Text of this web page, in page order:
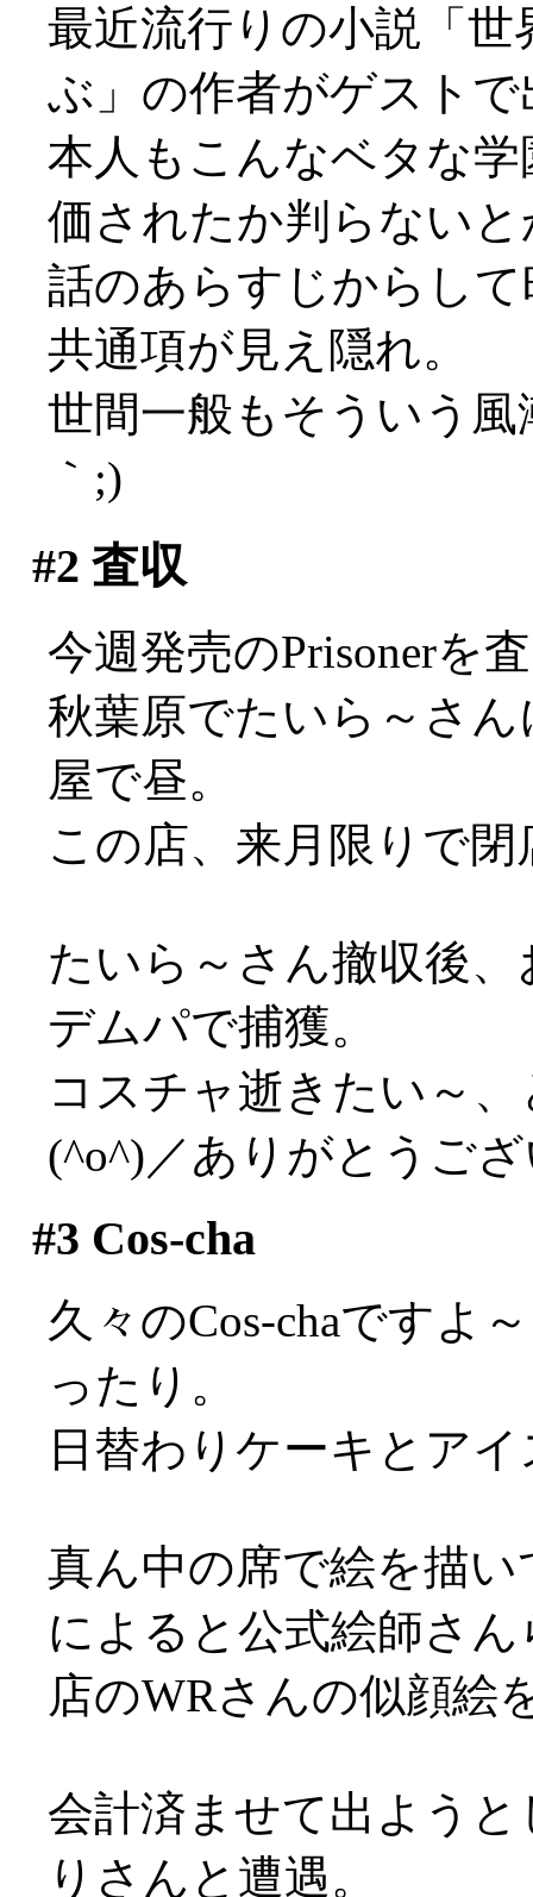
最近流行りの小説「
ぶ」の作者がゲスト
本人もこんなベタな
価されたか判らないと
話のあらすじからし
共通項が見え隠れ。
世間一般もそういう
｀;)
#2 査収
今週発売のPrisonerを
秋葉原でたいら～さ
屋で昼。
この店、来月限りで
たいら～さん撤収後
デムパで捕獲。
コスチャ逝きたい～
(^o^)／ありがとうご
#3 Cos-cha
久々のCos-chaですよ
ったり。
日替わりケーキとア
真ん中の席で絵を描
によると公式絵師さ
店のWRさんの似顔絵
会計済ませて出よう
りさんと遭遇。